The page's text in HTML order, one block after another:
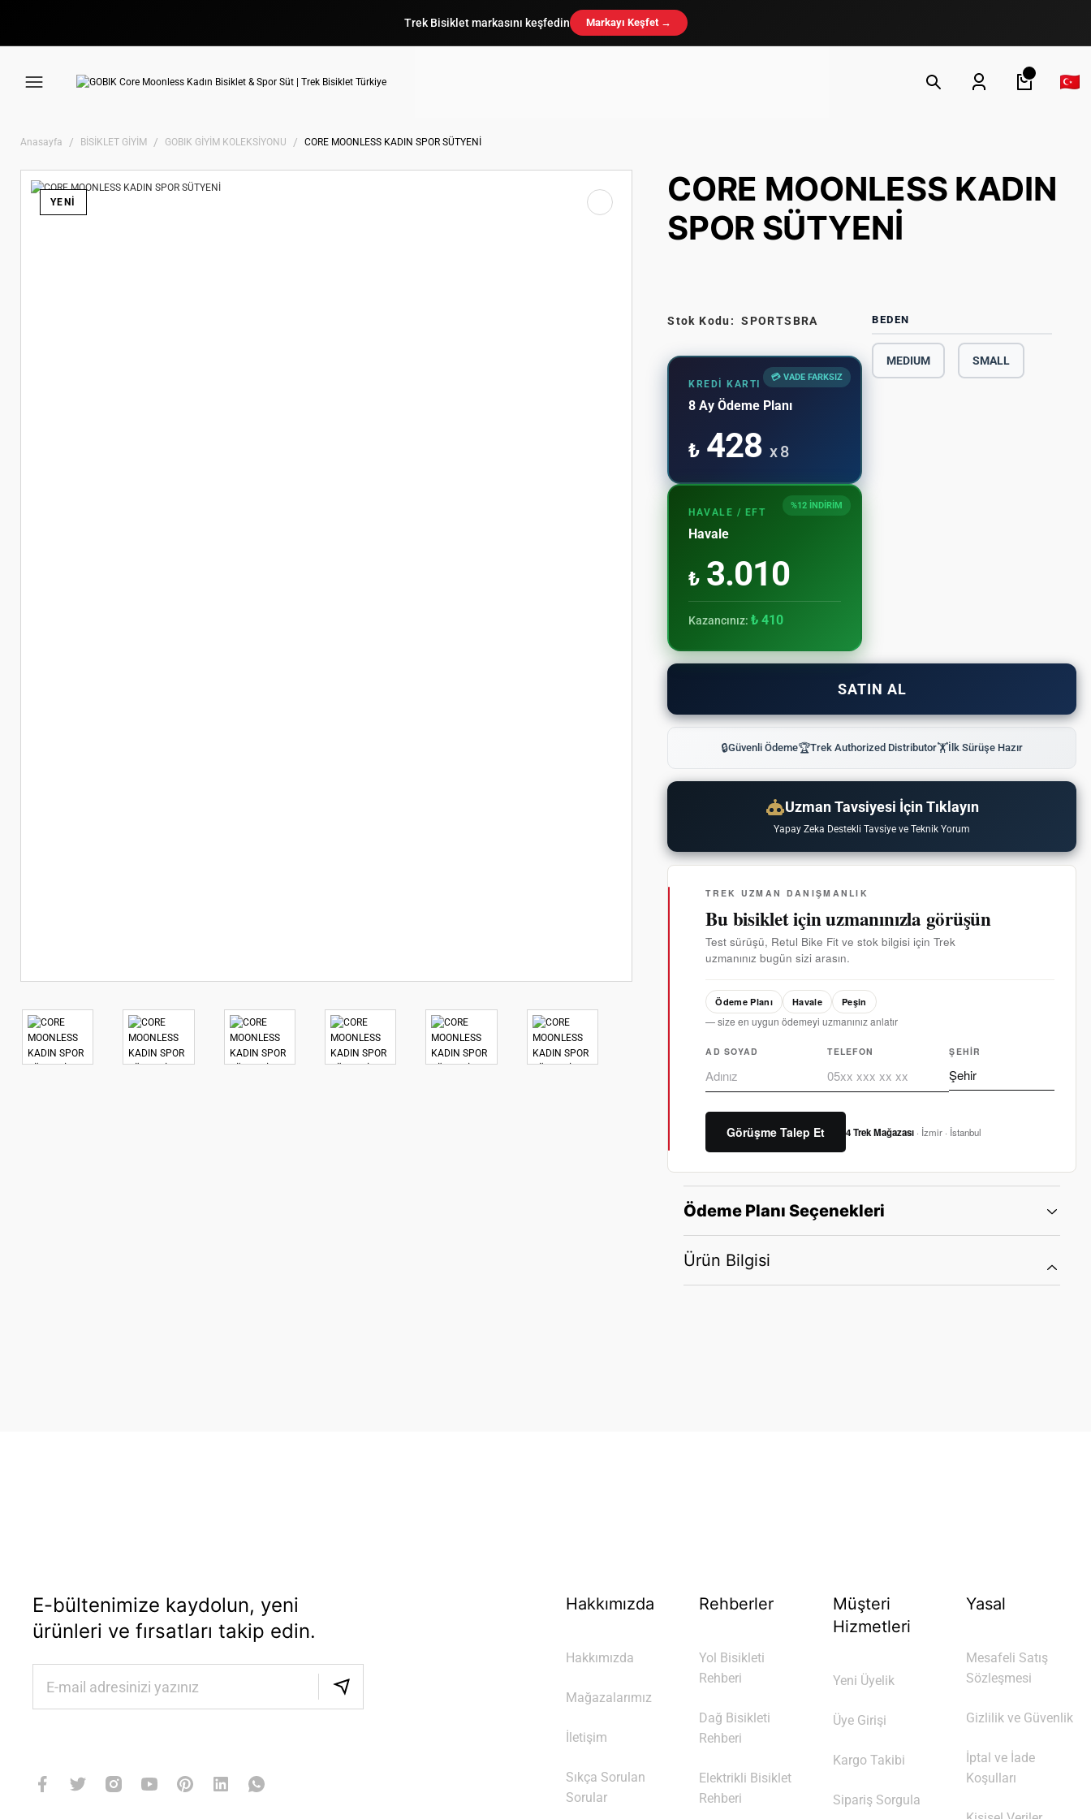
Trek Bisiklet markasını keşfedin Markayı Keşfet →
Anasayfa BİSİKLET GİYİM GOBIK GİYİM KOLEKSİYONU CORE MOONLESS KADIN SPOR SÜTYENİ
YENİ
CORE MOONLESS KADIN
SPOR SÜTYENİ
Stok Kodu: SPORTSBRA
💳 VADE FARKSIZ
KREDI KARTI
8 Ay Ödeme Planı
₺428x 8
%12 İNDİRİM
HAVALE / EFT
Havale
₺3.010
Kazancınız:₺ 410
BEDEN
MEDIUM SMALL
SATIN AL
🔒Güvenli Ödeme🏆Trek Authorized Distributor🏋İlk Sürüşe Hazır
Uzman Tavsiyesi İçin Tıklayın
Yapay Zeka Destekli Tavsiye ve Teknik Yorum
TREK UZMAN DANIŞMANLIK
Bu bisiklet için uzmanınızla görüşün
Test sürüşü, Retul Bike Fit ve stok bilgisi için Trek
uzmanınız bugün sizi arasın.
Ödeme Planı Havale Peşin
— size en uygun ödemeyi uzmanınız anlatır
AD SOYAD TELEFON ŞEHIR
Görüşme Talep Et 4 Trek Mağazası · İzmir · İstanbul
Ödeme Planı Seçenekleri
Ürün Bilgisi
E-bültenimize kaydolun, yeni
ürünleri ve fırsatları takip edin.
Hakkımızda
Hakkımızda
Mağazalarımız
İletişim
Sıkça Sorulan
Sorular
Rehberler
Yol Bisikleti
Rehberi
Dağ Bisikleti
Rehberi
Elektrikli Bisiklet
Rehberi
Müşteri
Hizmetleri
Yeni Üyelik
Üye Girişi
Kargo Takibi
Sipariş Sorgula
Yasal
Mesafeli Satış
Sözleşmesi
Gizlilik ve Güvenlik
İptal ve İade
Koşulları